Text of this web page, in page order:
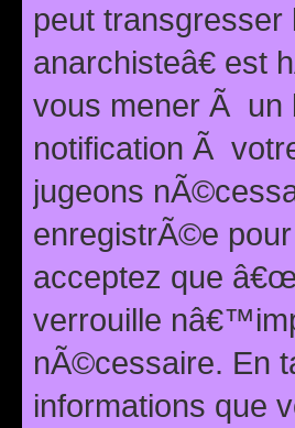
peut
anarchisteâ€
vous mener Ã un
notification Ã
jugeons
enregistrÃ©e
acceptez que
verrouille
nÃ©cessaire. En
informations que